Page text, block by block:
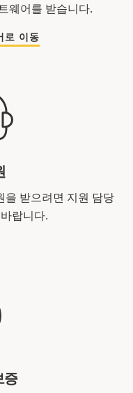
웨어를 받습니다.
로 이동
을 받으려면 지원 담당
랍니다.
증